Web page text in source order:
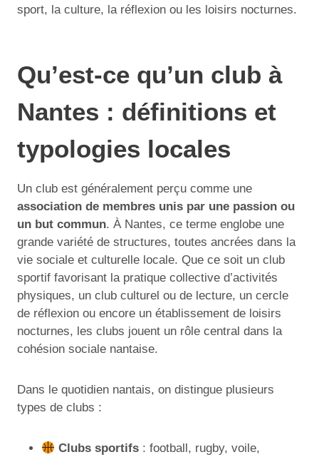
sport, la culture, la réflexion ou les loisirs nocturnes.
Qu’est-ce qu’un club à
Nantes : définitions et
typologies locales
Un club est généralement perçu comme une
association de membres unis par une passion ou
un but commun. À Nantes, ce terme englobe une
grande variété de structures, toutes ancrées dans la
vie sociale et culturelle locale. Que ce soit un club
sportif favorisant la pratique collective d’activités
physiques, un club culturel ou de lecture, un cercle
de réflexion ou encore un établissement de loisirs
nocturnes, les clubs jouent un rôle central dans la
cohésion sociale nantaise.
Dans le quotidien nantais, on distingue plusieurs
types de clubs :
Clubs sportifs : football, rugby, voile,